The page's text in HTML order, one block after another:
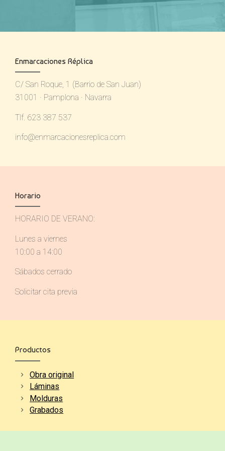
Enmarcaciones Réplica
C/ San Roque, 1 (Barrio de San Juan)
31001 · Pamplona · Navarra
Tlf. 623 387 537
info@enmarcacionesreplica.com
Horario
HORARIO DE VERANO:
Lunes a viernes
10:00 a 14:00
Sábados cerrado
Solicitar cita previa
Productos
Obra original
Láminas
Molduras
Grabados